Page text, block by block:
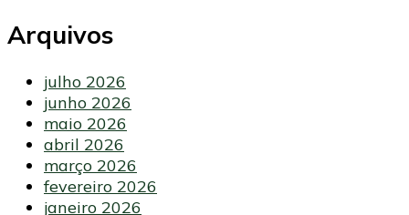
Arquivos
julho 2026
junho 2026
maio 2026
abril 2026
março 2026
fevereiro 2026
janeiro 2026